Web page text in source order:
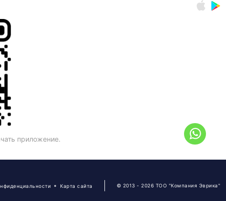
приложение.
Карта сайта © 2013 - 2026 ТОО "Компания Эврика"